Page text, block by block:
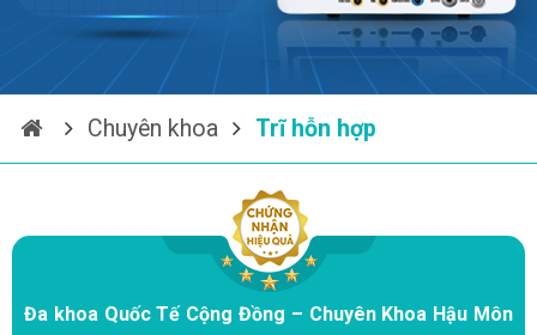
Chuyên khoa Trĩ hỗn hợp
Đa khoa Quốc Tế Cộng Đồng – Chuyên Khoa Hậu Môn